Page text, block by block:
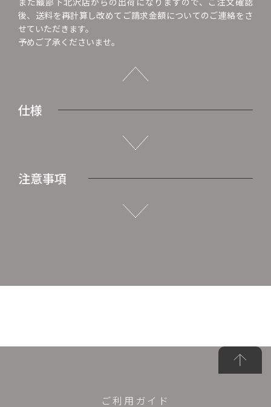
後、送料を再計算し改めてご請求金額についてのご連絡をさ
せていただきます。
予めご了承くださいませ。
仕様
注意事項
ご利用ガイド